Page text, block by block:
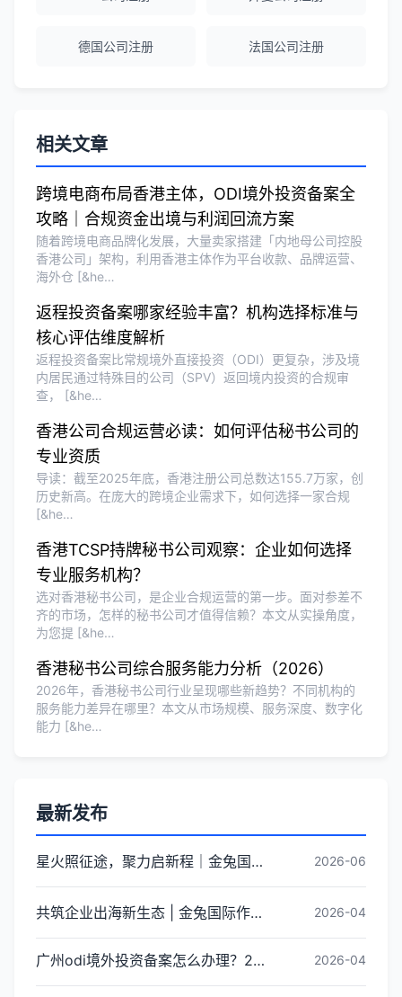
泰国公司注册和银行开户服务高效，推
刘总
泰国BOI申请+建厂规划一站式服务，完
美！
Olivia Wang ★★★★★
香港公司注册和审计服务专业高效，非常
德国公司注册 法国公司注册
相关文章
跨境电商布局香港主体，ODI境外投资备案全
攻略｜合规资金出境与利润回流方案
随着跨境电商品牌化发展，大量卖家搭建「内地母公司控股
香港公司」架构，利用香港主体作为平台收款、品牌运营、
海外仓 [&he…
返程投资备案哪家经验丰富？机构选择标准与
核心评估维度解析
返程投资备案比常规境外直接投资（ODI）更复杂，涉及境
内居民通过特殊目的公司（SPV）返回境内投资的合规审
查， [&he…
香港公司合规运营必读：如何评估秘书公司的
专业资质
导读：截至2025年底，香港注册公司总数达155.7万家，创
历史新高。在庞大的跨境企业需求下，如何选择一家合规
[&he…
香港TCSP持牌秘书公司观察：企业如何选择
专业服务机构？
选对香港秘书公司，是企业合规运营的第一步。面对参差不
齐的市场，怎样的秘书公司才值得信赖？本文从实操角度，
为您提 [&he…
香港秘书公司综合服务能力分析（2026）
2026年，香港秘书公司行业呈现哪些新趋势？不同机构的
服务能力差异在哪里？本文从市场规模、服务深度、数字化
能力 [&he…
最新发布
星火照征途，聚力启新程｜金兔国际井冈山红色研学团建圆满收官 2026-06
共筑企业出海新生态 | 金兔国际作为代表单位亮相宝安区出海服务中心揭牌仪式 2026-04
广州odi境外投资备案怎么办理？2026年最新流程详解 2026-04